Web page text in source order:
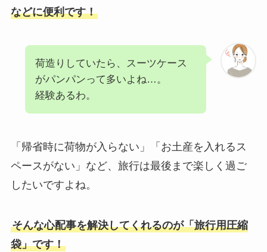
などに便利です！
荷造りしていたら、スーツケース
がパンパンって多いよね…。
経験あるわ。
「帰省時に荷物が入らない」「お土産を入れるス
ペースがない」など、旅行は最後まで楽しく過ご
したいですよね。
そんな心配事を解決してくれるのが「旅行用圧縮
袋」です！